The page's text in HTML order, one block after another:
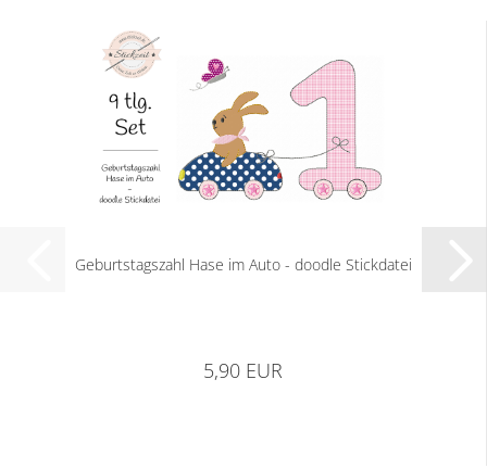
Geburtstagszahl Hase im Auto - doodle Stickdatei
5,90 EUR